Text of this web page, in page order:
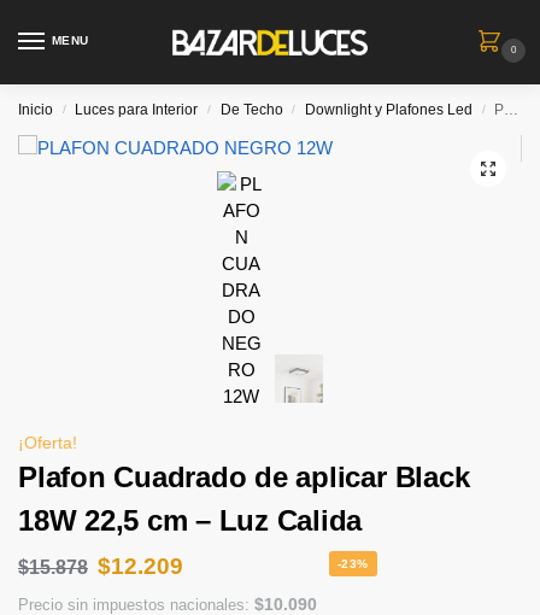
MENU
0
Inicio / Luces para Interior / De Techo / Downlight y Plafones Led / Plafon Cuadrado de aplicar Black 18W 22,5 cm – Luz Calida
¡Oferta!
Plafon Cuadrado de aplicar Black
18W 22,5 cm – Luz Calida
$15.878 $12.209
Precio sin impuestos nacionales: $10.090
-23%